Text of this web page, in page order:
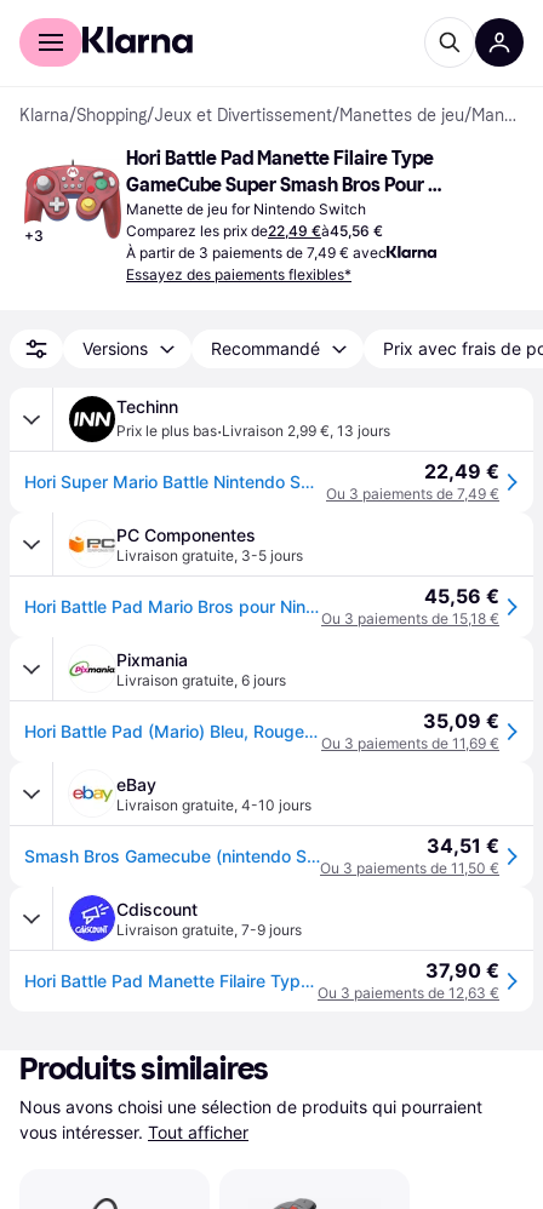
Acheter avec Klarna
Klarna/Shopping/Jeux et Divertissement/Manettes de jeu/ Manettes de jeu
+3
Hori Battle Pad Manette Filaire Type
GameCube Super Smash Bros Pour
Nintendo Switch Design Mario Licence
Officielle Nintendo Rouge
Manette de jeu for Nintendo Switch
Comparez les prix de22,49 €à45,56 €
À partir de 3 paiements de 7,49 € avec
Essayez des paiements flexibles*
Versions Recommandé Prix avec frais de
Techinn
Prix le plus bas·Livraison 2,99 €, 13 jours
Hori Super Mario Battle Nintendo Switch Controller Rouge 22,49 €
Ou 3 paiements de 7,49 €
PC Componentes
Livraison gratuite, 3-5 jours
Hori Battle Pad Mario Bros pour Nintendo Switch 45,56 €
Ou 3 paiements de 15,18 €
Pixmania
Livraison gratuite, 6 jours
Hori Battle Pad (Mario) Bleu, Rouge, Translucide USB Manette de jeu Nintendo Switch - Neuf 35,09 €
Ou 3 paiements de 11,69 €
eBay
Livraison gratuite, 4-10 jours
Smash Bros Gamecube (nintendo Switch) 34,51 €
Ou 3 paiements de 11,50 €
Cdiscount
Livraison gratuite, 7-9 jours
Hori Battle Pad Manette Filaire Type GameCube Super Smash Bros Pour Nintendo Switch - Design Mario - Licence Officielle Nintendo - Rouge 37,90 €
Ou 3 paiements de 12,63 €
Produits similaires
Nous avons choisi une sélection de produits qui pourraient
vous intéresser. Tout afficher